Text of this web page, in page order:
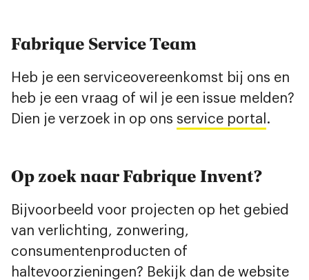
Fabrique Service Team
Heb je een serviceovereenkomst bij ons en
heb je een vraag of wil je een issue melden?
Dien je verzoek in op ons service portal .
Op zoek naar Fabrique Invent?
Bijvoorbeeld voor projecten op het gebied
van verlichting, zonwering,
consumentenproducten of
haltevoorzieningen? Bekijk dan de website